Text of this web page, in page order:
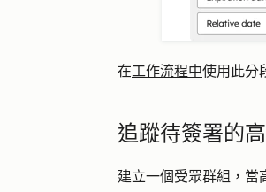
在工作流程中使用此分
追蹤待簽署的
建立一個受眾群組，當